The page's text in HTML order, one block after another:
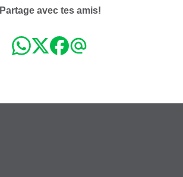
Partage avec tes amis!